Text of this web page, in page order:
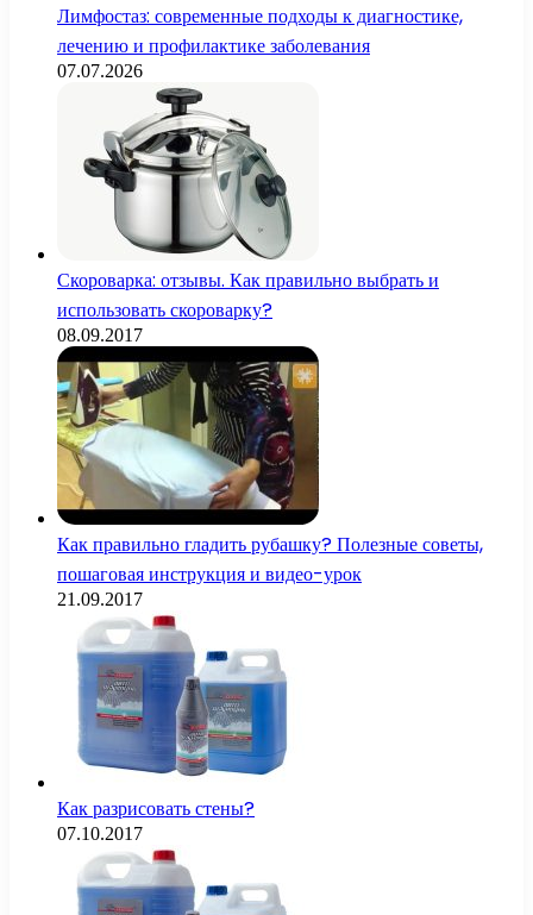
Лимфостаз: современные подходы к диагностике,
лечению и профилактике заболевания
07.07.2026
Скороварка: отзывы. Как правильно выбрать и
использовать скороварку?
08.09.2017
Как правильно гладить рубашку? Полезные советы,
пошаговая инструкция и видео-урок
21.09.2017
Как разрисовать стены?
07.10.2017